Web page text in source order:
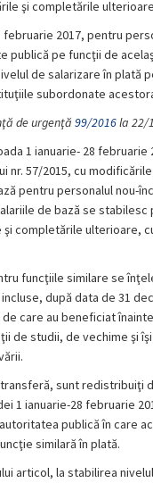
şi completările
februarie 2017, pentru
pe funcţii de
de salarizare în plată
subordonate
de urgenţă 99/2016la 22/
1 ianuarie- 28
nr. 57/2015, cu
pentru personalul nou-
de bază se
şi completările ulterioare,
funcţiile similare se
după data de 31
care au beneficiat
de studii, de vechime şi
sunt redistribuiţi
1 ianuarie-28 februarie
publică în care
similară în plată.
articol, la stabilirea